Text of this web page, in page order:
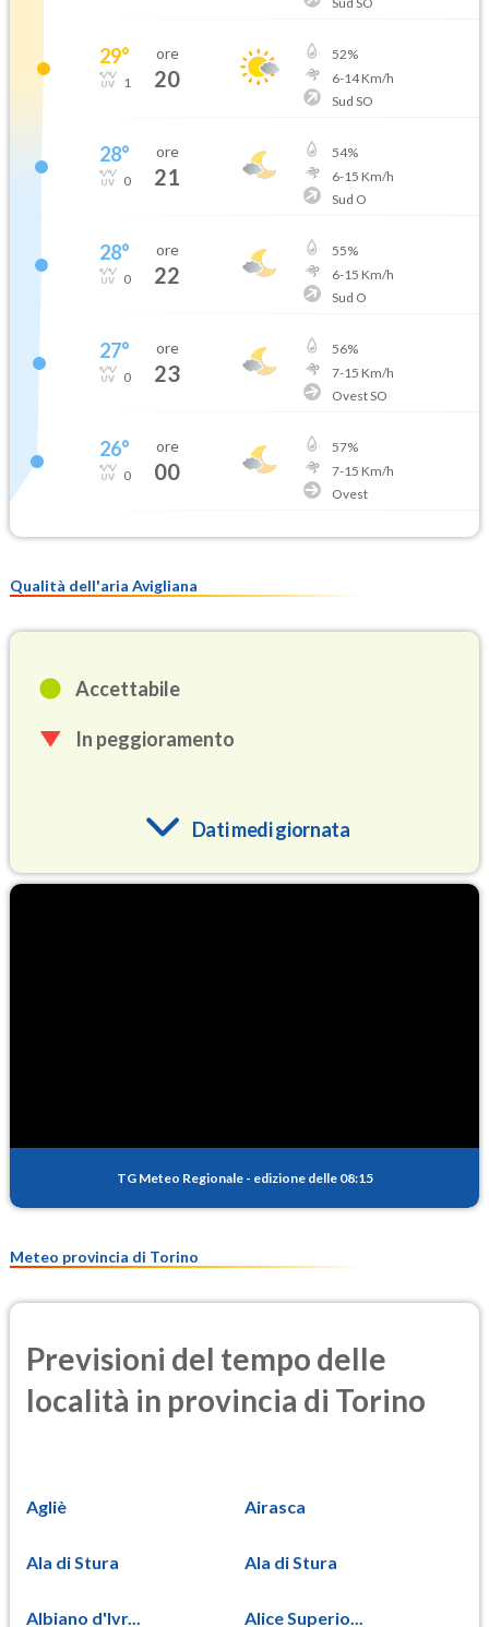
29°
1
ore
20
52%
6-14Km/h
Sud SO
28°
0
ore
21
54%
6-15 Km/h
Sud O
28°
0
ore
22
55%
6-15 Km/h
Sud O
27°
0
ore
23
56%
7-15 Km/h
Ovest SO
26°
0
ore
00
57%
7-15 Km/h
Ovest
Qualità dell'aria Avigliana
Accettabile
In peggioramento
Dati medi giornata
PM25
TG Meteo Regionale - edizione delle 08:15
Meteo provincia di Torino
Previsioni del tempo delle
località in provincia di Torino
Agliè Airasca
Ala di Stura Ala di Stura
Albiano d'Ivr... Alice Superio...